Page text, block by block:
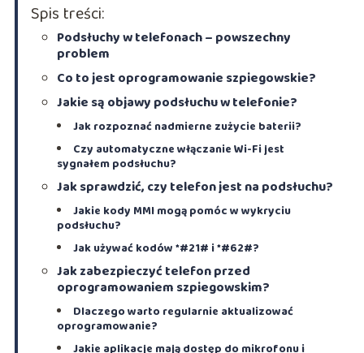
Spis treści:
Podsłuchy w telefonach – powszechny
problem
Co to jest oprogramowanie szpiegowskie?
Jakie są objawy podsłuchu w telefonie?
Jak rozpoznać nadmierne zużycie baterii?
Czy automatyczne włączanie Wi-Fi jest
sygnałem podsłuchu?
Jak sprawdzić, czy telefon jest na podsłuchu?
Jakie kody MMI mogą pomóc w wykryciu
podsłuchu?
Jak używać kodów *#21# i *#62#?
Jak zabezpieczyć telefon przed
oprogramowaniem szpiegowskim?
Dlaczego warto regularnie aktualizować
oprogramowanie?
Jakie aplikacje mają dostęp do mikrofonu i